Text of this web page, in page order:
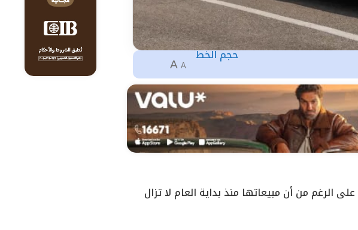
حجم الخط
A
A
الرغم من أن مبيعاتها منذ بداية العام لا تزال